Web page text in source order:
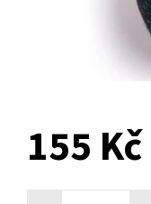
155 Kč